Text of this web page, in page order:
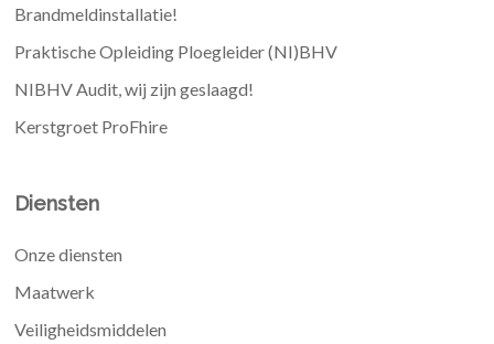
Brandmeldinstallatie!
Praktische Opleiding Ploegleider (NI)BHV
NIBHV Audit, wij zijn geslaagd!
Kerstgroet ProFhire
Diensten
Onze diensten
Maatwerk
Veiligheidsmiddelen